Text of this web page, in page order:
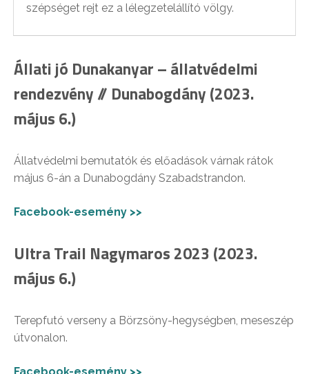
szépséget rejt ez a lélegzetelállító völgy.
Állati jó Dunakanyar – állatvédelmi
rendezvény // Dunabogdány (2023.
május 6.)
Állatvédelmi bemutatók és előadások várnak rátok
május 6-án a Dunabogdány Szabadstrandon.
Facebook-esemény >>
Ultra Trail Nagymaros 2023 (2023.
május 6.)
Terepfutó verseny a Börzsöny-hegységben, meseszép
útvonalon.